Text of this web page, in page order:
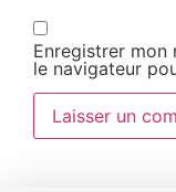
Enregistrer mon
le navigateur